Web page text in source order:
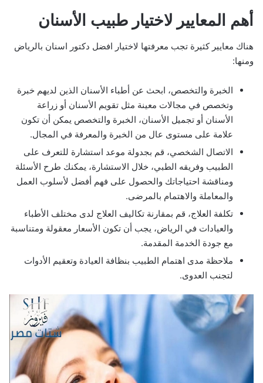
أهم المعايير لاختيار طبيب الأسنان
هناك معايير كثيرة تجب معرفتها لاختيار افضل دكتور اسنان بالرياض
ومنها:
الخبرة والتخصص، ابحث عن أطباء الأسنان الذين لديهم خبرة
وتخصص في مجالات معينة مثل تقويم الأسنان أو زراعة
الأسنان أو تجميل الأسنان، الخبرة والتخصص يمكن أن تكون
علامة على مستوى عال من الخبرة والمعرفة في المجال.
الاتصال الشخصي، قم بجدولة موعد استشارة للتعرف على
الطبيب وفريقه الطبي، خلال الاستشارة، يمكنك طرح الأسئلة
ومناقشة احتياجاتك والحصول على فهم أفضل لأسلوب العمل
والمعاملة والاهتمام بالمرضى.
تكلفة العلاج، قم بمقارنة تكاليف العلاج لدى مختلف الأطباء
والعيادات في الرياض، يجب أن تكون الأسعار معقولة ومتناسبة
مع جودة الخدمة المقدمة.
ملاحظة مدى اهتمام الطبيب بنظافة العيادة وتعقيم الأدوات
لتجنب العدوى.